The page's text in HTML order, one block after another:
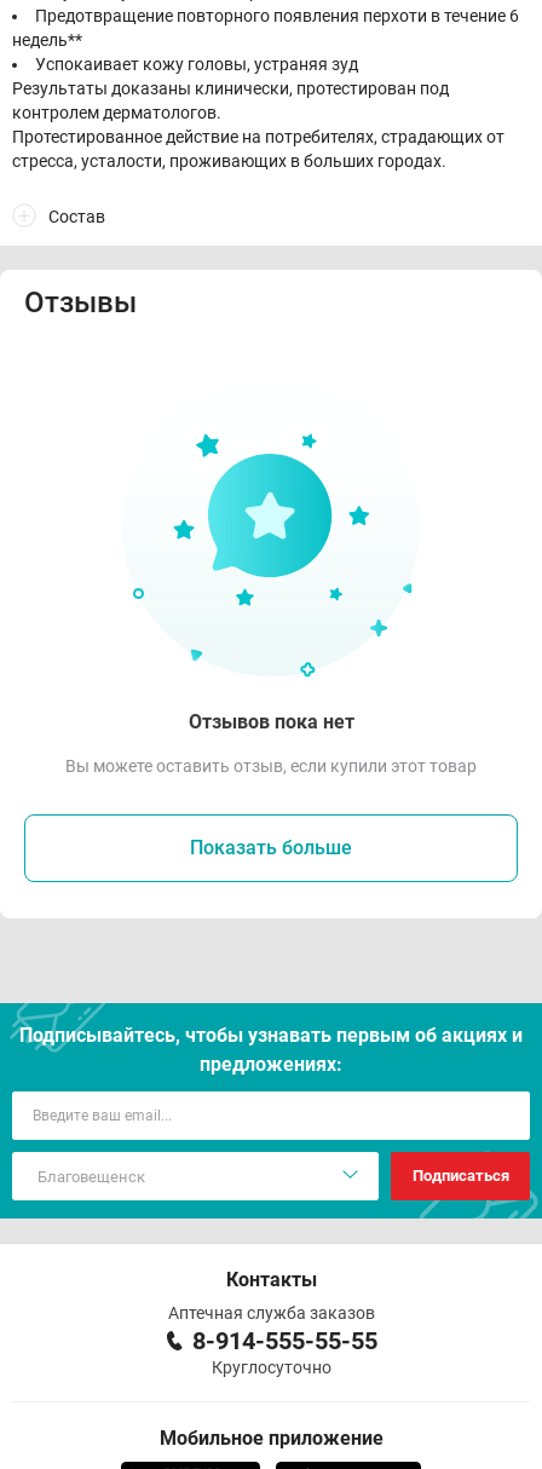
Предотвращение повторного появления перхоти в течение 6
недель**
Успокаивает кожу головы, устраняя зуд
Результаты доказаны клинически, протестирован под
контролем дерматологов.
Протестированное действие на потребителях, страдающих от
стресса, усталости, проживающих в больших городах.
Состав
Отзывы
Отзывов пока нет
Вы можете оставить отзыв, если купили этот товар
Показать больше
Подписывайтесь, чтобы узнавать первым об акцияx и
предложениях:
Подписаться
Контакты
Аптечная служба заказов
8-914-555-55-55
Круглосуточно
Мобильное приложение